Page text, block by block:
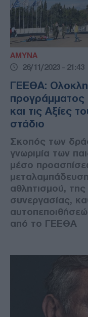
ΑΜΥΝΑ
26/11/2023 - 21:43
ΓΕΕΘΑ:
προγράμματος
και τις Αξίες
στάδιο
Σκοπός των
γνωριμία των
μέσο
αθλητισμού,
συνεργασίας,
από το ΓΕΕΘΑ